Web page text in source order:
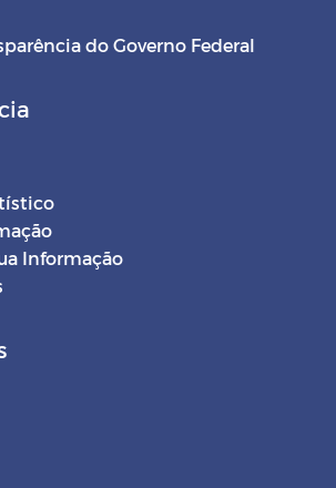
do Governo Federal
Informação